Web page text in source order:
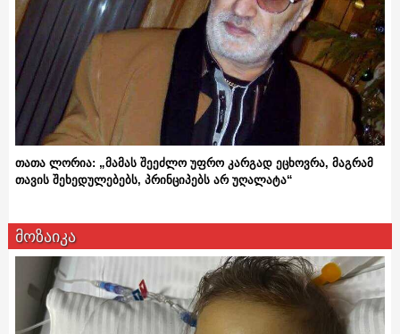
თათა ლორია: „მამას შეეძლო უფრო კარგად ეცხოვრა, მაგრამ
თავის შეხედულებებს, პრინციპებს არ უღალატა“
მოზაიკა